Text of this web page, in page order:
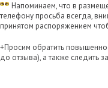
Напоминаем, что в
телефону просьба всегда,
принятом распоряжением
+Просим обратить
до отзыва), а также следить